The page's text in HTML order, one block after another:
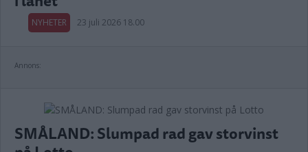
NYHETER 23 juli 2026 18.00
Annons:
SMÅLAND: Slumpad rad gav storvinst